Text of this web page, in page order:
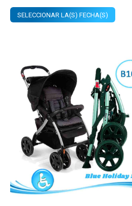
SELECCIONAR LA(S) FECHA(S)